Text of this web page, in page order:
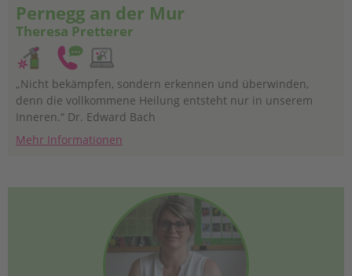
Pernegg an der Mur
Theresa Pretterer
„Nicht bekämpfen, sondern erkennen und überwinden,
denn die vollkommene Heilung entsteht nur in unserem
Inneren.“ Dr. Edward Bach
Mehr Informationen